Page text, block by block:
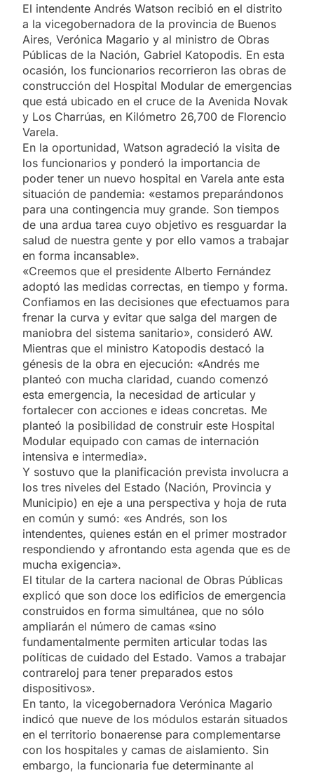
El intendente Andrés Watson recibió en el distrito
a la vicegobernadora de la provincia de Buenos
Aires, Verónica Magario y al ministro de Obras
Públicas de la Nación, Gabriel Katopodis. En esta
ocasión, los funcionarios recorrieron las obras de
construcción del Hospital Modular de emergencias
que está ubicado en el cruce de la Avenida Novak
y Los Charrúas, en Kilómetro 26,700 de Florencio
Varela.
En la oportunidad, Watson agradeció la visita de
los funcionarios y ponderó la importancia de
poder tener un nuevo hospital en Varela ante esta
situación de pandemia: «estamos preparándonos
para una contingencia muy grande. Son tiempos
de una ardua tarea cuyo objetivo es resguardar la
salud de nuestra gente y por ello vamos a trabajar
en forma incansable».
«Creemos que el presidente Alberto Fernández
adoptó las medidas correctas, en tiempo y forma.
Confiamos en las decisiones que efectuamos para
frenar la curva y evitar que salga del margen de
maniobra del sistema sanitario», consideró AW.
Mientras que el ministro Katopodis destacó la
génesis de la obra en ejecución: «Andrés me
planteó con mucha claridad, cuando comenzó
esta emergencia, la necesidad de articular y
fortalecer con acciones e ideas concretas. Me
planteó la posibilidad de construir este Hospital
Modular equipado con camas de internación
intensiva e intermedia».
Y sostuvo que la planificación prevista involucra a
los tres niveles del Estado (Nación, Provincia y
Municipio) en eje a una perspectiva y hoja de ruta
en común y sumó: «es Andrés, son los
intendentes, quienes están en el primer mostrador
respondiendo y afrontando esta agenda que es de
mucha exigencia».
El titular de la cartera nacional de Obras Públicas
explicó que son doce los edificios de emergencia
construidos en forma simultánea, que no sólo
ampliarán el número de camas «sino
fundamentalmente permiten articular todas las
políticas de cuidado del Estado. Vamos a trabajar
contrareloj para tener preparados estos
dispositivos».
En tanto, la vicegobernadora Verónica Magario
indicó que nueve de los módulos estarán situados
en el territorio bonaerense para complementarse
con los hospitales y camas de aislamiento. Sin
embargo, la funcionaria fue determinante al